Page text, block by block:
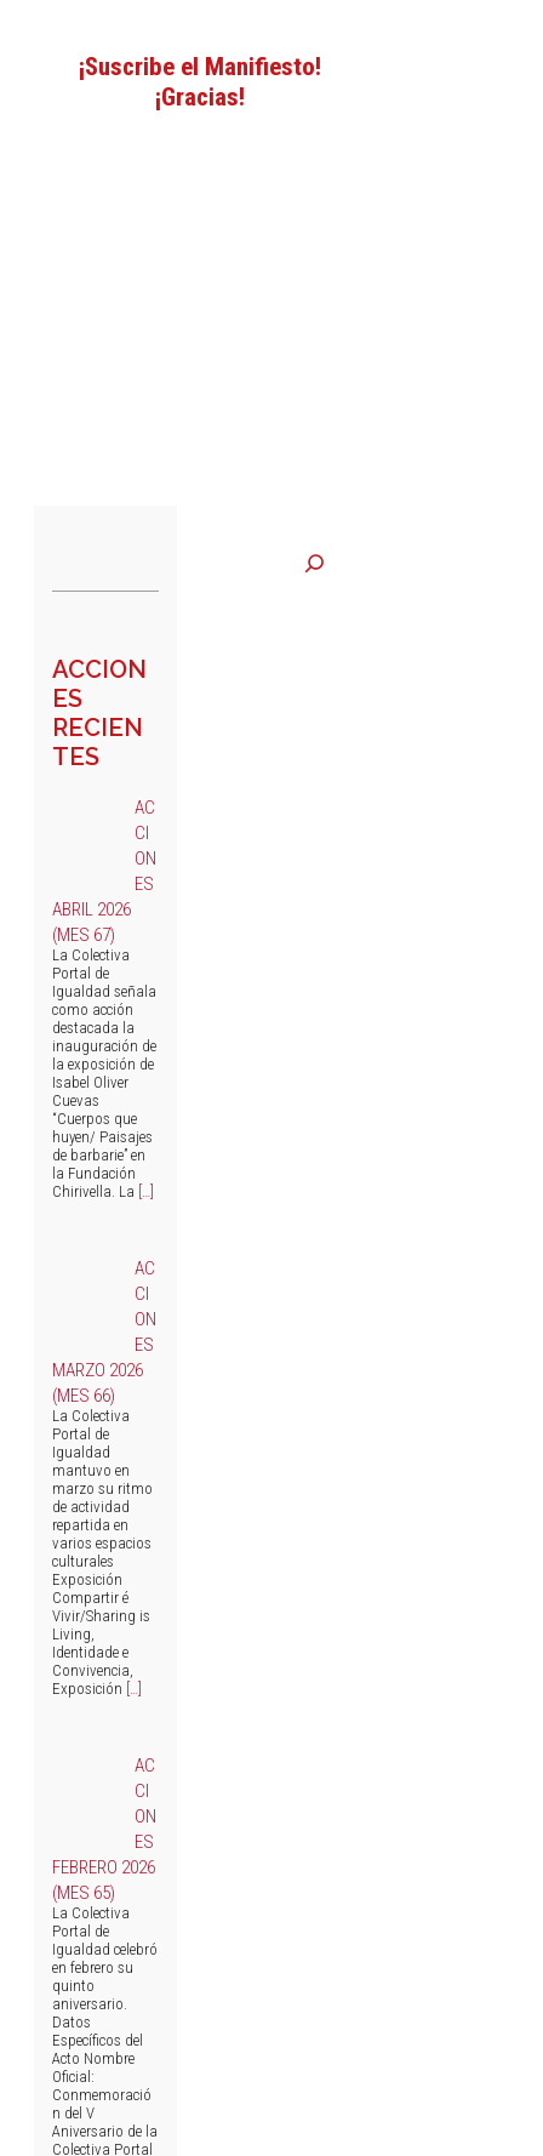
¡Suscribe el Manifiesto!
¡Gracias!
ACCION
ES
RECIEN
TES
AC
CI
ON
ES
ABRIL 2026
(MES 67)
La Colectiva
Portal de
Igualdad señala
como acción
destacada la
inauguración de
la exposición de
Isabel Oliver
Cuevas
“Cuerpos que
huyen/ Paisajes
de barbarie” en
la Fundación
Chirivella. La […]
AC
CI
ON
ES
MARZO 2026
(MES 66)
La Colectiva
Portal de
Igualdad
mantuvo en
marzo su ritmo
de actividad
repartida en
varios espacios
culturales
Exposición
Compartir é
Vivir/Sharing is
Living,
Identidade e
Convivencia,
Exposición […]
AC
CI
ON
ES
FEBRERO 2026
(MES 65)
La Colectiva
Portal de
Igualdad celebró
en febrero su
quinto
aniversario.
Datos
Específicos del
Acto Nombre
Oficial:
Conmemoració
n del V
Aniversario de la
Colectiva Portal